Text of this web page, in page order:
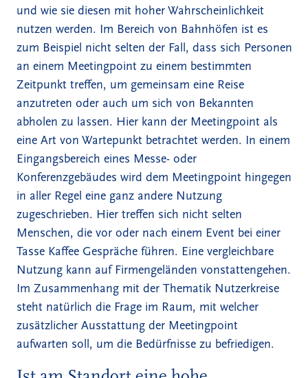
und wie sie diesen mit hoher Wahrscheinlichkeit
nutzen werden. Im Bereich von Bahnhöfen ist es
zum Beispiel nicht selten der Fall, dass sich Personen
an einem Meetingpoint zu einem bestimmten
Zeitpunkt treffen, um gemeinsam eine Reise
anzutreten oder auch um sich von Bekannten
abholen zu lassen. Hier kann der Meetingpoint als
eine Art von Wartepunkt betrachtet werden. In einem
Eingangsbereich eines Messe- oder
Konferenzgebäudes wird dem Meetingpoint hingegen
in aller Regel eine ganz andere Nutzung
zugeschrieben. Hier treffen sich nicht selten
Menschen, die vor oder nach einem Event bei einer
Tasse Kaffee Gespräche führen. Eine vergleichbare
Nutzung kann auf Firmengeländen vonstattengehen.
Im Zusammenhang mit der Thematik Nutzerkreise
steht natürlich die Frage im Raum, mit welcher
zusätzlicher Ausstattung der Meetingpoint
aufwarten soll, um die Bedürfnisse zu befriedigen.